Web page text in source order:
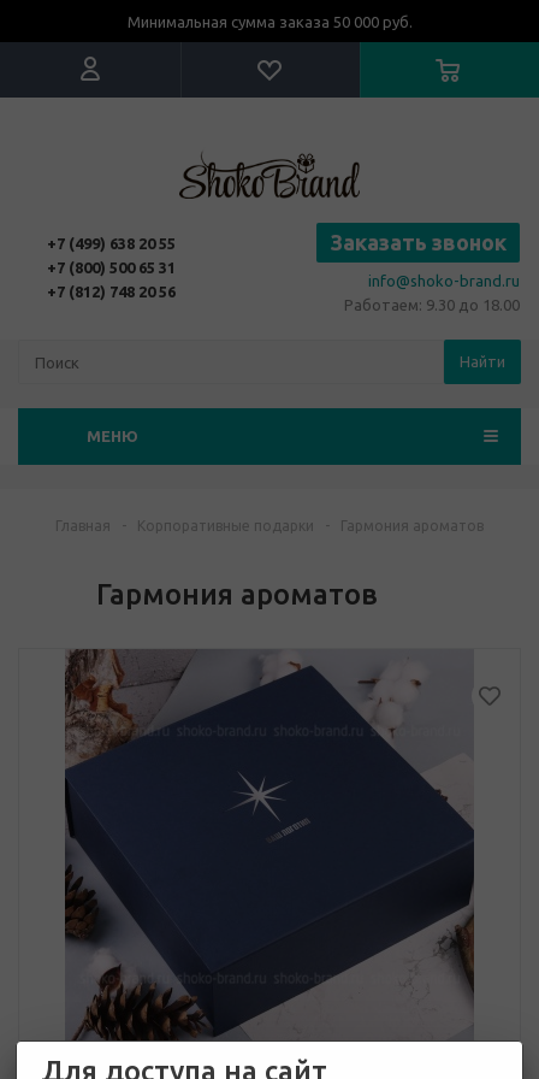
Минимальная сумма заказа 50 000 руб.
+7 (499) 638 20 55
+7 (800) 500 65 31
+7 (812) 748 20 56
Заказать звонок
info@shoko-brand.ru
Работаем: 9.30 до 18.00
Найти
МЕНЮ
Главная - Корпоративные подарки - Гармония ароматов
Гармония ароматов
Для доступа на сайт